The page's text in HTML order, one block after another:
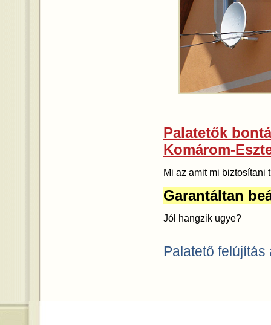
Palatetők
Komárom-
Mi az amit mi biztosítani
Garantáltan
Jól hangzik ugye?
Palatető felújítás